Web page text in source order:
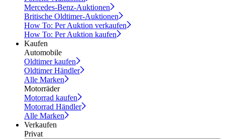
Mercedes-Benz-Auktionen
Britische Oldtimer-Auktionen
How To: Per Auktion verkaufen
How To: Per Auktion kaufen
Kaufen
Automobile
Oldtimer kaufen
Oldtimer Händler
Alle Marken
Motorräder
Motorrad kaufen
Motorrad Händler
Alle Marken
Verkaufen
Privat